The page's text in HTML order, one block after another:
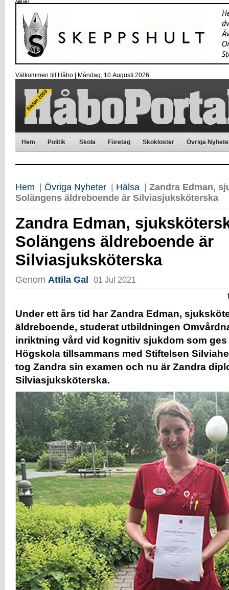
Välkommen till Håbo | Måndag, 10 Αugusti 2026
Hem Politik Skola Företag Skokloster Övriga
Hem Övriga Nyheter Hälsa
Zandra Edman,
Solängens äldreboende är Silviasjuksköterska
Zandra Edman,
Solängens äldreboende är
Silviasjuksköterska
Genom Attila Gal
01 Jul 2021
Under ett års tid har Zandra Edman,
äldreboende, studerat utbildningen
inriktning vård vid kognitiv sjukdom som
Högskola tillsammans med Stiftelsen
tog Zandra sin examen och nu är Zandra
Silviasjuksköterska.